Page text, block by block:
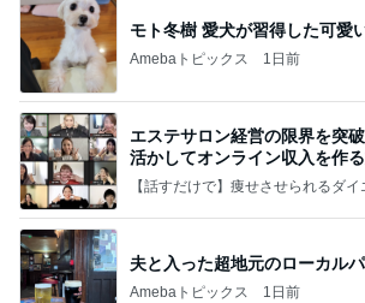
モト冬樹 愛犬が習得した可愛
Amebaトピックス 1日前
エステサロン経営の限界を突
活かしてオンライン収入を作
格】
【話すだけで】痩せさせられるダ
ト！
夫と入った超地元のローカル
Amebaトピックス 1日前